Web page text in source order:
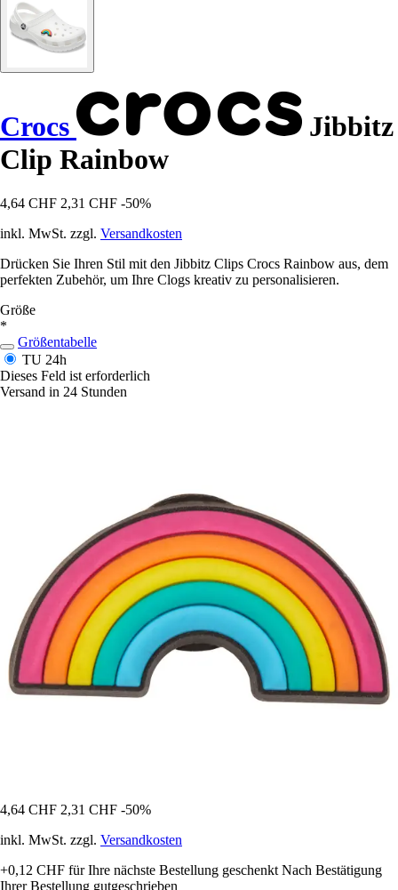
Crocs
Jibbitz
Clip Rainbow
4,64 CHF 2,31 CHF -50%
inkl. MwSt. zzgl. Versandkosten
Drücken Sie Ihren Stil mit den Jibbitz Clips Crocs Rainbow aus, dem
perfekten Zubehör, um Ihre Clogs kreativ zu personalisieren.
Größe
*
Größentabelle
TU 24h
Dieses Feld ist erforderlich
Versand in 24 Stunden
4,64 CHF 2,31 CHF -50%
inkl. MwSt. zzgl. Versandkosten
+0,12 CHF für Ihre nächste Bestellung geschenkt Nach Bestätigung
Ihrer Bestellung gutgeschrieben